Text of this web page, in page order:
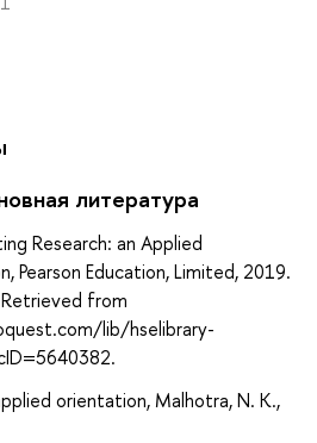
литература
Research: an Applied
Pearson Education, Limited, 2019.
from
lib/hselibrary-
orientation, Malhotra, N. K.,